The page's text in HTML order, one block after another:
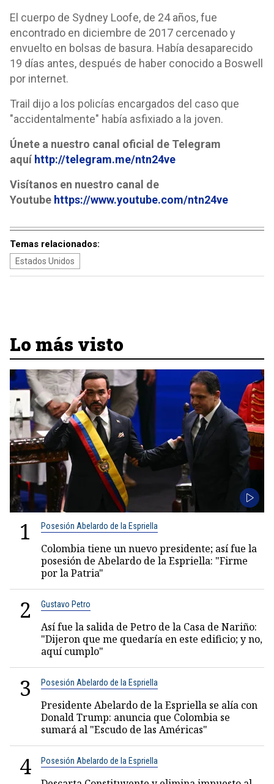
El cuerpo de Sydney Loofe, de 24 años, fue
encontrado en diciembre de 2017 cercenado y
envuelto en bolsas de basura. Había desaparecido
19 días antes, después de haber conocido a Boswell
por internet.
Trail dijo a los policías encargados del caso que
"accidentalmente" había asfixiado a la joven.
Únete a nuestro canal oficial de Telegram
aquí http://telegram.me/ntn24ve
Visítanos en nuestro canal de
Youtube https://www.youtube.com/ntn24ve
Temas relacionados:
Estados Unidos
Lo más visto
1 Posesión Abelardo de la Espriella
Colombia tiene un nuevo presidente; así fue la
posesión de Abelardo de la Espriella: "Firme
por la Patria"
2 Gustavo Petro
Así fue la salida de Petro de la Casa de Nariño:
"Dijeron que me quedaría en este edificio; y no,
aquí cumplo"
3 Posesión Abelardo de la Espriella
Presidente Abelardo de la Espriella se alía con
Donald Trump: anuncia que Colombia se
sumará al "Escudo de las Américas"
4 Posesión Abelardo de la Espriella